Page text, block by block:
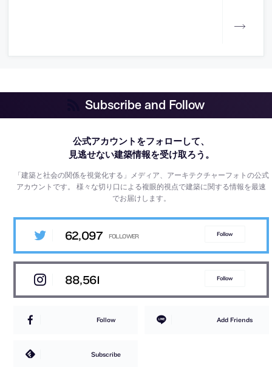
Subscribe and Follow
公式アカウントをフォローして、
見逃せない建築情報を受け取ろう。
「建築と社会の関係を視覚化する」メディア、アーキテクチャーフォトの公式
アカウントです。様々な切り口による複眼的視点で建築に関する情報を最速
でお届けします。
62,097 Follow
88,561 Follow
Follow Add Friends
Subscribe